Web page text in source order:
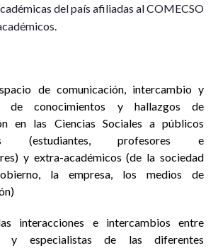
del país afiliadas al COMECSO
de comunicación, intercambio y
de conocimientos y hallazgos de
en las Ciencias Sociales a públicos
(estudiantes, profesores e
y extra-académicos (de la sociedad
la empresa, los medios de
interacciones e intercambios entre
y especialistas de las diferentes